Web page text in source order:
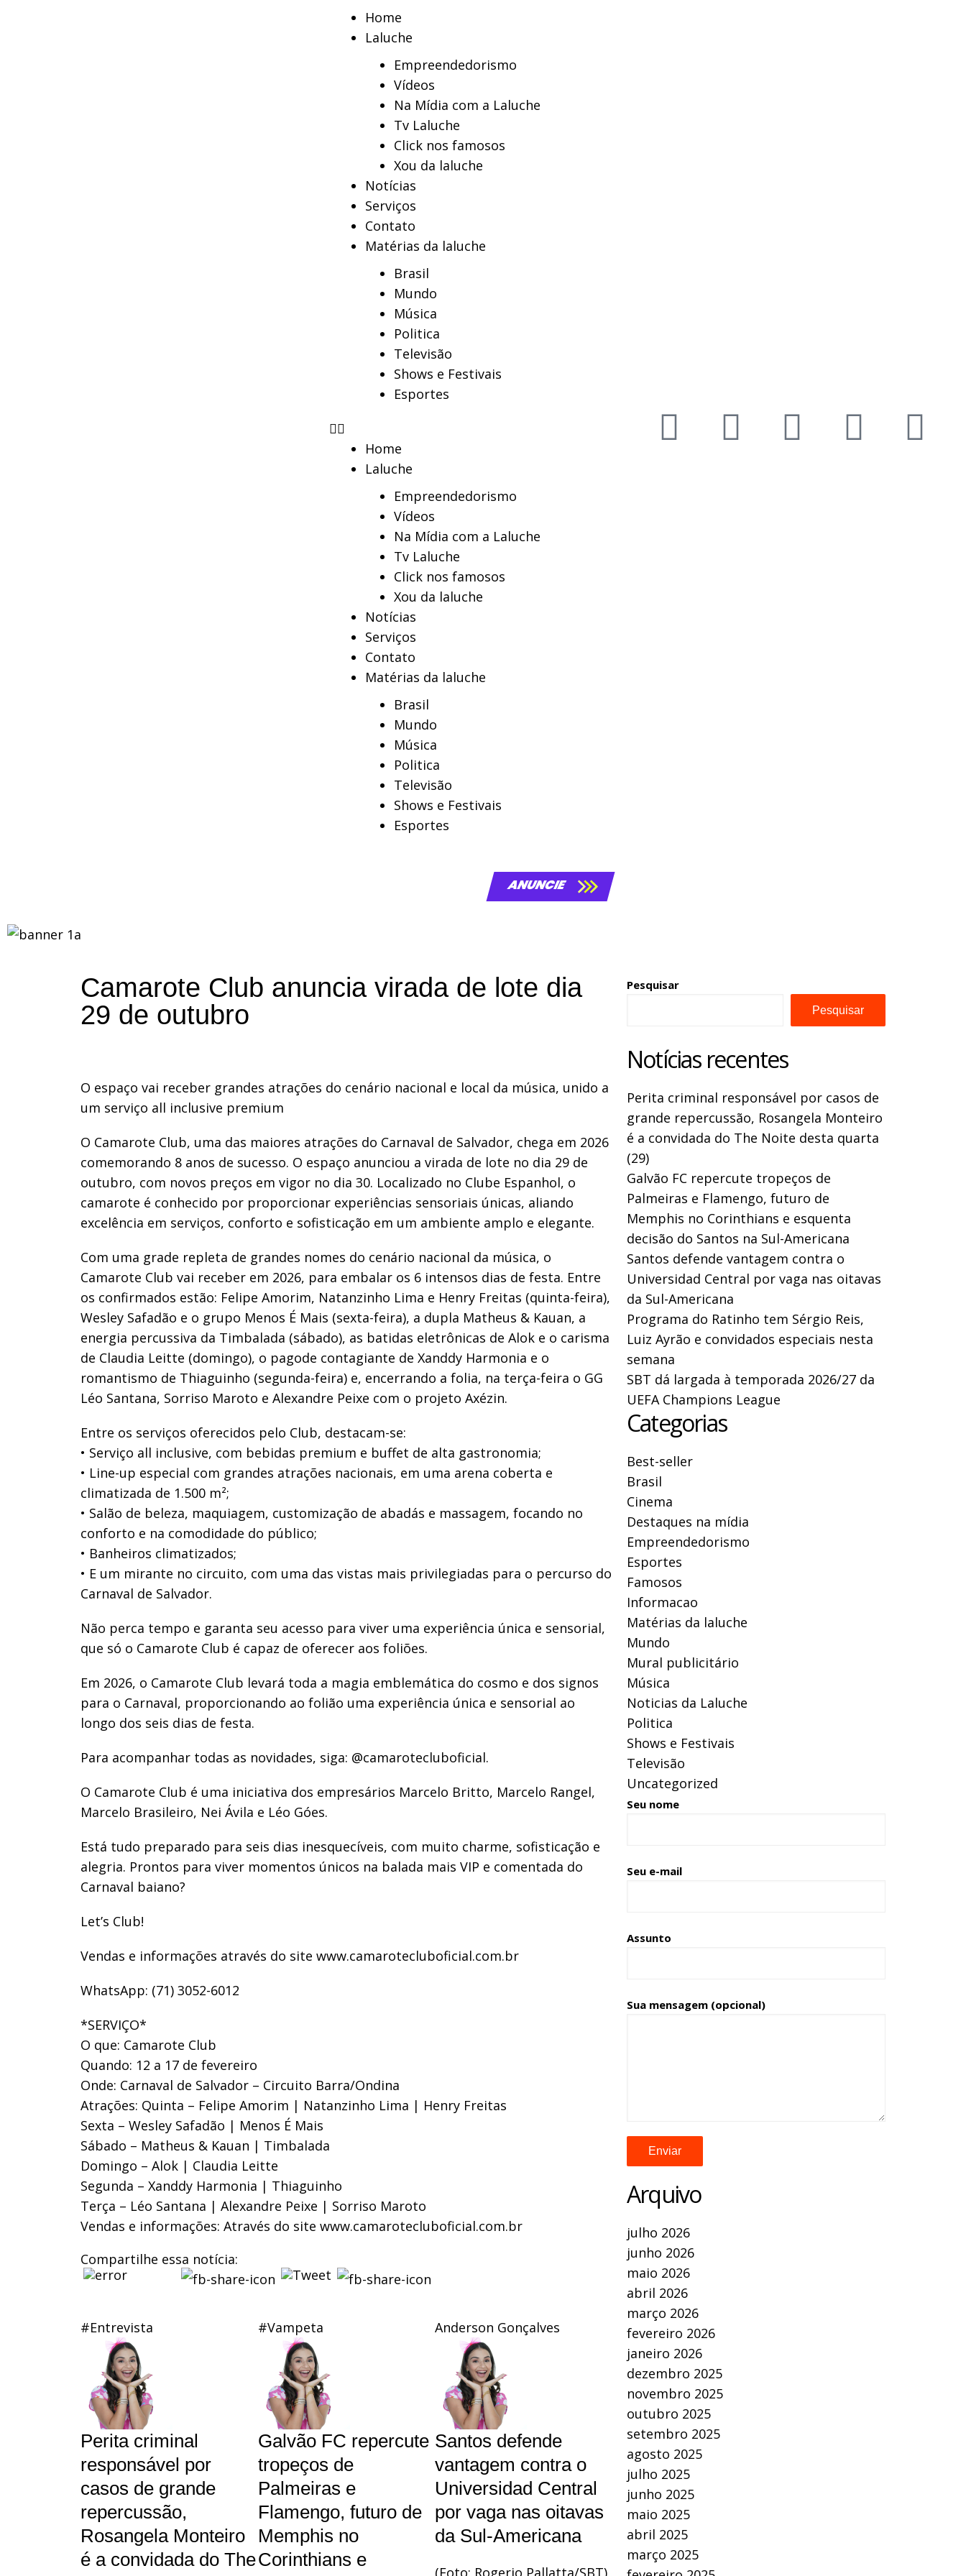
Home
Laluche
Empreendedorismo
Vídeos
Na Mídia com a Laluche
Tv Laluche
Click nos famosos
Xou da laluche
Notícias
Serviços
Contato
Matérias da laluche
Brasil
Mundo
Música
Politica
Televisão
Shows e Festivais
Esportes
Home
Laluche
Empreendedorismo
Vídeos
Na Mídia com a Laluche
Tv Laluche
Click nos famosos
Xou da laluche
Notícias
Serviços
Contato
Matérias da laluche
Brasil
Mundo
Música
Politica
Televisão
Shows e Festivais
Esportes
ANUNCIE
Camarote Club anuncia virada de lote dia
29 de outubro
O espaço vai receber grandes atrações do cenário nacional e local da música, unido a
um serviço all inclusive premium
O Camarote Club, uma das maiores atrações do Carnaval de Salvador, chega em 2026
comemorando 8 anos de sucesso. O espaço anunciou a virada de lote no dia 29 de
outubro, com novos preços em vigor no dia 30. Localizado no Clube Espanhol, o
camarote é conhecido por proporcionar experiências sensoriais únicas, aliando
excelência em serviços, conforto e sofisticação em um ambiente amplo e elegante.
Com uma grade repleta de grandes nomes do cenário nacional da música, o
Camarote Club vai receber em 2026, para embalar os 6 intensos dias de festa. Entre
os confirmados estão: Felipe Amorim, Natanzinho Lima e Henry Freitas (quinta-feira),
Wesley Safadão e o grupo Menos É Mais (sexta-feira), a dupla Matheus & Kauan, a
energia percussiva da Timbalada (sábado), as batidas eletrônicas de Alok e o carisma
de Claudia Leitte (domingo), o pagode contagiante de Xanddy Harmonia e o
romantismo de Thiaguinho (segunda-feira) e, encerrando a folia, na terça-feira o GG
Léo Santana, Sorriso Maroto e Alexandre Peixe com o projeto Axézin.
Entre os serviços oferecidos pelo Club, destacam-se:
• Serviço all inclusive, com bebidas premium e buffet de alta gastronomia;
• Line-up especial com grandes atrações nacionais, em uma arena coberta e
climatizada de 1.500 m²;
• Salão de beleza, maquiagem, customização de abadás e massagem, focando no
conforto e na comodidade do público;
• Banheiros climatizados;
• E um mirante no circuito, com uma das vistas mais privilegiadas para o percurso do
Carnaval de Salvador.
Não perca tempo e garanta seu acesso para viver uma experiência única e sensorial,
que só o Camarote Club é capaz de oferecer aos foliões.
Em 2026, o Camarote Club levará toda a magia emblemática do cosmo e dos signos
para o Carnaval, proporcionando ao folião uma experiência única e sensorial ao
longo dos seis dias de festa.
Para acompanhar todas as novidades, siga: @camarotecluboficial.
O Camarote Club é uma iniciativa dos empresários Marcelo Britto, Marcelo Rangel,
Marcelo Brasileiro, Nei Ávila e Léo Góes.
Está tudo preparado para seis dias inesquecíveis, com muito charme, sofisticação e
alegria. Prontos para viver momentos únicos na balada mais VIP e comentada do
Carnaval baiano?
Let’s Club!
Vendas e informações através do site www.camarotecluboficial.com.br
WhatsApp: (71) 3052-6012
*SERVIÇO*
O que: Camarote Club
Quando: 12 a 17 de fevereiro
Onde: Carnaval de Salvador – Circuito Barra/Ondina
Atrações: Quinta – Felipe Amorim | Natanzinho Lima | Henry Freitas
Sexta – Wesley Safadão | Menos É Mais
Sábado – Matheus & Kauan | Timbalada
Domingo – Alok | Claudia Leitte
Segunda – Xanddy Harmonia | Thiaguinho
Terça – Léo Santana | Alexandre Peixe | Sorriso Maroto
Vendas e informações: Através do site www.camarotecluboficial.com.br
Compartilhe essa notícia:
#Entrevista
Perita criminal
responsável por
casos de grande
repercussão,
Rosangela Monteiro
é a convidada do The
#Vampeta
Galvão FC repercute
tropeços de
Palmeiras e
Flamengo, futuro de
Memphis no
Corinthians e
Anderson Gonçalves
Santos defende
vantagem contra o
Universidad Central
por vaga nas oitavas
da Sul-Americana
(Foto: Rogerio Pallatta/SBT)
Pesquisar
Pesquisar
Notícias recentes
Perita criminal responsável por casos de
grande repercussão, Rosangela Monteiro
é a convidada do The Noite desta quarta
(29)
Galvão FC repercute tropeços de
Palmeiras e Flamengo, futuro de
Memphis no Corinthians e esquenta
decisão do Santos na Sul-Americana
Santos defende vantagem contra o
Universidad Central por vaga nas oitavas
da Sul-Americana
Programa do Ratinho tem Sérgio Reis,
Luiz Ayrão e convidados especiais nesta
semana
SBT dá largada à temporada 2026/27 da
UEFA Champions League
Categorias
Best-seller
Brasil
Cinema
Destaques na mídia
Empreendedorismo
Esportes
Famosos
Informacao
Matérias da laluche
Mundo
Mural publicitário
Música
Noticias da Laluche
Politica
Shows e Festivais
Televisão
Uncategorized
Seu nome
Seu e-mail
Assunto
Sua mensagem (opcional)
Arquivo
julho 2026
junho 2026
maio 2026
abril 2026
março 2026
fevereiro 2026
janeiro 2026
dezembro 2025
novembro 2025
outubro 2025
setembro 2025
agosto 2025
julho 2025
junho 2025
maio 2025
abril 2025
março 2025